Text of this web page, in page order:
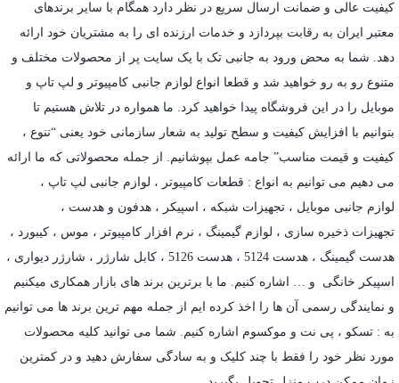
کیفیت عالی و ضمانت ارسال سریع در نظر دارد همگام با سایر برندهای
معتبر ایران به رقابت بپردازد و خدمات ارزنده ای را به مشتریان خود ارائه
دهد. شما به محض ورود به جانبی تک با یک سایت پر از محصولات مختلف و
متنوع رو به رو خواهید شد و قطعا انواع لوازم جانبی کامپیوتر و لپ تاپ و
موبایل را در این فروشگاه پیدا خواهید کرد. ما همواره در تلاش هستیم تا
بتوانیم با افزایش کیفیت و سطح تولید به شعار سازمانی خود یعنی “تنوع ،
کیفیت و قیمت مناسب” جامه عمل بپوشانیم. از جمله محصولاتی که ما ارائه
می دهیم می توانیم به انواع : قطعات کامپیوتر ، لوازم جانبی لپ تاپ ،
لوازم جانبی موبایل ، تجهیزات شبکه ، اسپیکر ، هدفون و هدست ،
تجهیزات ذخیره سازی ، لوازم گیمینگ ، نرم افزار کامپیوتر ، موس ، کیبورد ،
هدست گیمینگ ، هدست 5124 ، هدست 5126 ، کابل شارژر ، شارژر دیواری ،
اسپیکر خانگی و … اشاره کنیم. ما با برترین برند های بازار همکاری میکنیم
و نمایندگی رسمی آن ها را اخذ کرده ایم از جمله مهم ترین برند ها می توانیم
به : تسکو ، پی نت و موکسوم اشاره کنیم. شما می توانید کلیه محصولات
مورد نظر خود را فقط با چند کلیک و به سادگی سفارش دهید و در کمترین